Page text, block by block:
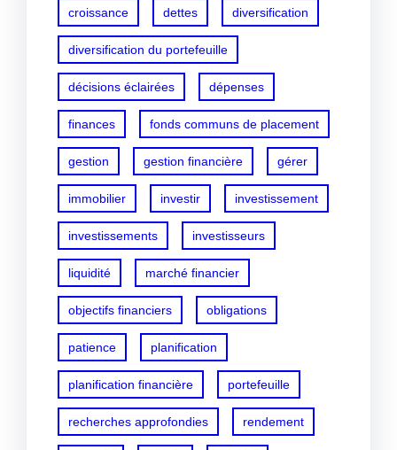
croissance dettes diversification
diversification du portefeuille
décisions éclairées dépenses
finances fonds communs de placement
gestion gestion financière gérer
immobilier investir investissement
investissements investisseurs
liquidité marché financier
objectifs financiers obligations
patience planification
planification financière portefeuille
recherches approfondies rendement